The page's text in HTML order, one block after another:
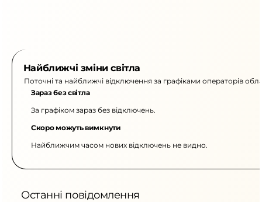
Найближчі зміни світла
Поточні та найближчі відключення за графіками операторів
Зараз без світла
За графіком зараз без відключень.
Скоро можуть вимкнути
Найближчим часом нових відключень не видно.
Останні повідомлення